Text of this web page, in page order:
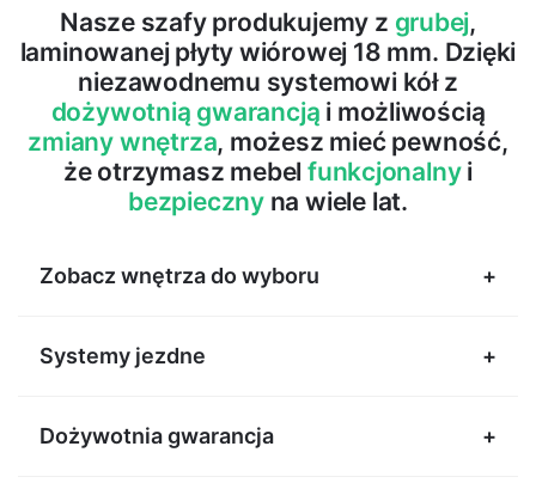
Nasze szafy produkujemy z grubej,
laminowanej płyty wiórowej 18 mm. Dzięki
niezawodnemu systemowi kół z
dożywotnią gwarancją i możliwością
zmiany wnętrza, możesz mieć pewność,
że otrzymasz mebel funkcjonalny i
bezpieczny na wiele lat.
Zobacz wnętrza do wyboru
Systemy jezdne
Systemy do zadań specjalnych.
Dożywotnia gwarancja